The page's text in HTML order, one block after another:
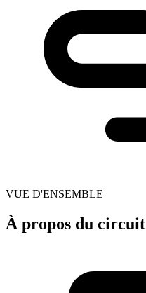
VUE D'ENSEMBLE
À propos du circuit